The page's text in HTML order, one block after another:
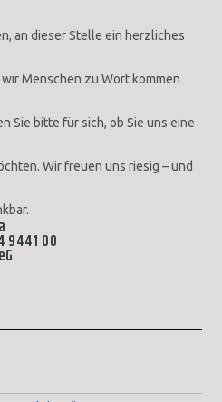
an dieser Stelle ein herzliches
Menschen zu Wort kommen
Sie bitte für sich, ob Sie uns eine
Wir freuen uns riesig – und
9441 00